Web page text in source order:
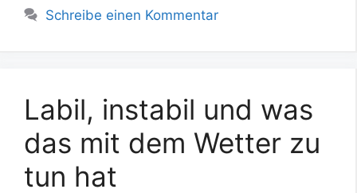
Schreibe einen Kommentar
Labil, instabil und was
das mit dem Wetter zu
tun hat